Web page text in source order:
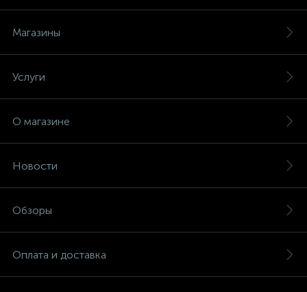
Магазины
Услуги
О магазине
Новости
Обзоры
Оплата и доставка